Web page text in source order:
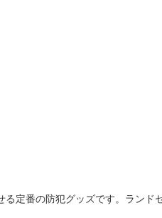
定番の防犯グッズです。ラン